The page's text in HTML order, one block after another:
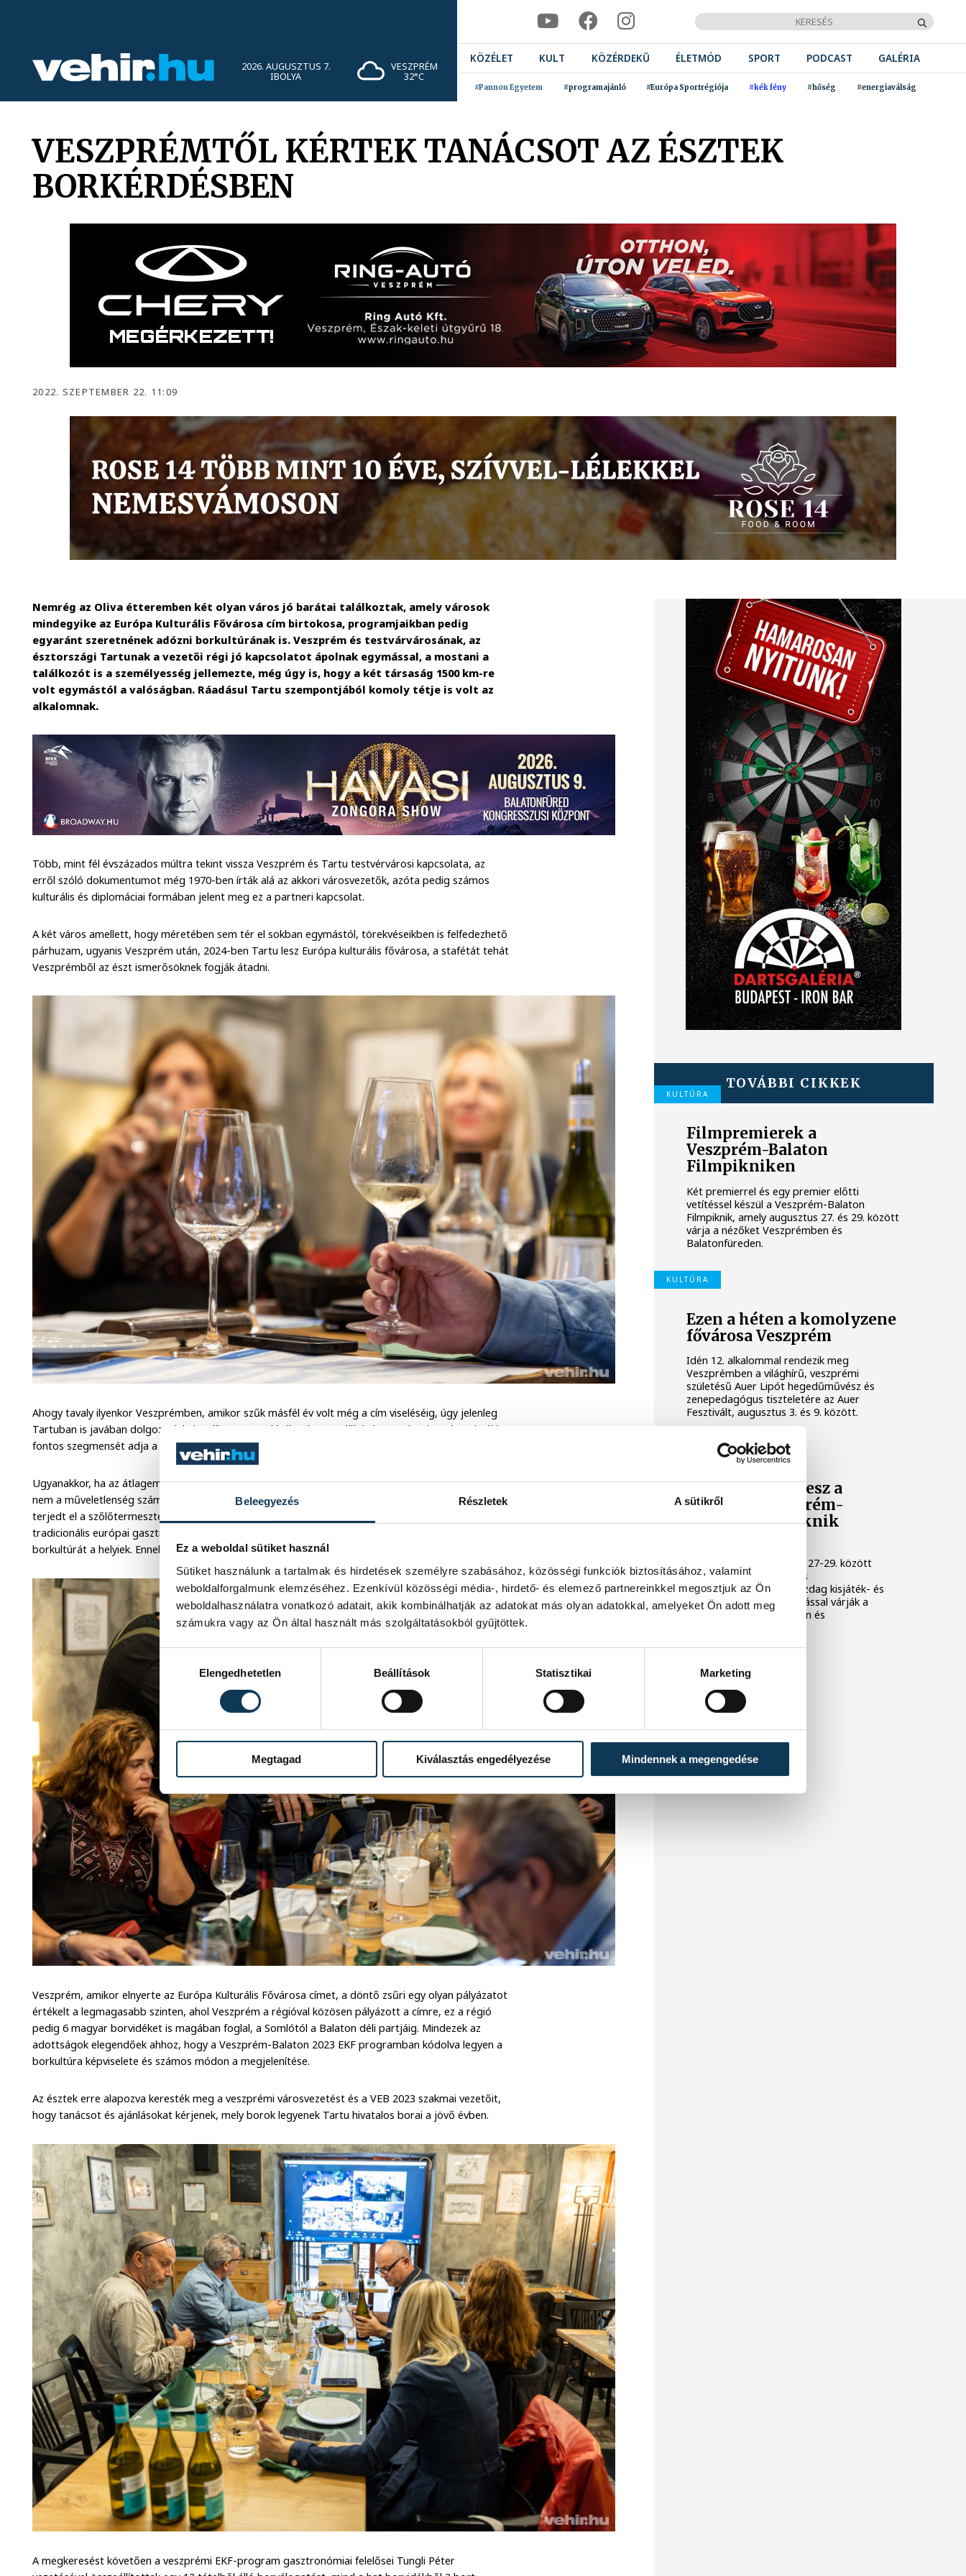
Beleegyezés Részletek A sütikről
Ez a weboldal sütiket használ
Sütiket használunk a tartalmak és hirdetések személyre szabásához, közösségi funkciók biztosításához, valamint
weboldalforgalmunk elemzéséhez. Ezenkívül közösségi média-, hirdető- és elemező partnereinkkel megosztjuk az Ön
weboldalhasználatra vonatkozó adatait, akik kombinálhatják az adatokat más olyan adatokkal, amelyeket Ön adott meg
számukra vagy az Ön által használt más szolgáltatásokból gyűjtöttek.
Elengedhetetlen
Beállítások Statisztikai Marketing
Megtagad Kiválasztás engedélyezése Mindennek a megengedése
2026. AUGUSZTUS 7.
IBOLYA
VESZPRÉM
32°C
KÖZÉLET KULT KÖZÉRDEKŰ ÉLETMÓD SPORT PODCAST GALÉRIA
#Pannon Egyetem #programajánló #Európa Sportrégiója #kék fény #hőség #energiaválság
VESZPRÉMTŐL KÉRTEK TANÁCSOT AZ ÉSZTEK
BORKÉRDÉSBEN
2022. SZEPTEMBER 22. 11:09
Nemrég az Oliva étteremben két olyan város jó barátai találkoztak, amely városok
mindegyike az Európa Kulturális Fővárosa cím birtokosa, programjaikban pedig
egyaránt szeretnének adózni borkultúrának is. Veszprém és testvárvárosának, az
észtországi Tartunak a vezetői régi jó kapcsolatot ápolnak egymással, a mostani a
találkozót is a személyesség jellemezte, még úgy is, hogy a két társaság 1500 km-re
volt egymástól a valóságban. Ráadásul Tartu szempontjából komoly tétje is volt az
alkalomnak.
Több, mint fél évszázados múltra tekint vissza Veszprém és Tartu testvérvárosi kapcsolata, az
erről szóló dokumentumot még 1970-ben írták alá az akkori városvezetők, azóta pedig számos
kulturális és diplomáciai formában jelent meg ez a partneri kapcsolat.
A két város amellett, hogy méretében sem tér el sokban egymástól, törekvéseikben is felfedezhető
párhuzam, ugyanis Veszprém után, 2024-ben Tartu lesz Európa kulturális fővárosa, a stafétát tehát
Veszprémből az észt ismerősöknek fogják átadni.
Ahogy tavaly ilyenkor Veszprémben, amikor szűk másfél év volt még a cím viseléséig, úgy jelenleg
Tartuban is javában dolgoznak kulturális programkínálatuk összeállításán, amelynek az észteknél is
fontos szegmensét adja a gasztronómia, azon belül is a borkultúra népszerűsítése.
Ugyanakkor, ha az átlagember elsőre nem tud megnevezni egy híresebb észt borvidéket sem, az
nem a műveletlenség számlájára írható. Az északi országban többek közt éghajlata miatt sem
terjedt el a szőlőtermesztés, így a saját borok készítésének tudománya sem. Ennek ellenére, mint
tradicionális európai gasztronómiai érték, a tartui EKF-programból sem szeretnék kihagyni a
borkultúrát a helyiek. Ennek érdekében pedig régi veszprémi barátaik segítségét kérték.
Veszprém, amikor elnyerte az Európa Kulturális Fővárosa címet, a döntő zsűri egy olyan pályázatot
értékelt a legmagasabb szinten, ahol Veszprém a régióval közösen pályázott a címre, ez a régió
pedig 6 magyar borvidéket is magában foglal, a Somlótól a Balaton déli partjáig. Mindezek az
adottságok elegendőek ahhoz, hogy a Veszprém-Balaton 2023 EKF programban kódolva legyen a
borkultúra képviselete és számos módon a megjelenítése.
Az észtek erre alapozva keresték meg a veszprémi városvezetést és a VEB 2023 szakmai vezetőit,
hogy tanácsot és ajánlásokat kérjenek, mely borok legyenek Tartu hivatalos borai a jövő évben.
A megkeresést követően a veszprémi EKF-program gasztronómiai felelősei Tungli Péter
TOVÁBBI CIKKEK
KULTÚRA
Filmpremierek a
Veszprém-Balaton
Filmpikniken
Két premierrel és egy premier előtti
vetítéssel készül a Veszprém-Balaton
Filmpiknik, amely augusztus 27. és 29. között
várja a nézőket Veszprémben és
Balatonfüreden.
KULTÚRA
Ezen a héten a komolyzene
fővárosa Veszprém
Idén 12. alkalommal rendezik meg
Veszprémben a világhírű, veszprémi
születésű Auer Lipót hegedűművész és
zenepedagógus tiszteletére az Auer
Fesztivált, augusztus 3. és 9. között.
Osvárt Andrea lesz a
megújult Veszprém-
Balaton Filmpiknik
A Filmpikniken augusztus 27-29. között
csaknem hatvan játék- és
dokumentumfilmmel, gazdag kisjáték- és
animációs filmes válogatással várják a
közönséget Veszprémben és